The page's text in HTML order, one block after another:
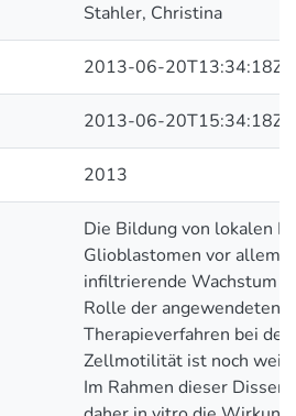
Stahler, Christina
2013-06-20T13:34:18Z
2013-06-20T15:34:18Z
2013
Die Bildung von lokalen
Glioblastomen vor allem
infiltrierende Wachstum
Rolle der angewendeten
Therapieverfahren bei
Zellmotilität ist noch
Im Rahmen dieser